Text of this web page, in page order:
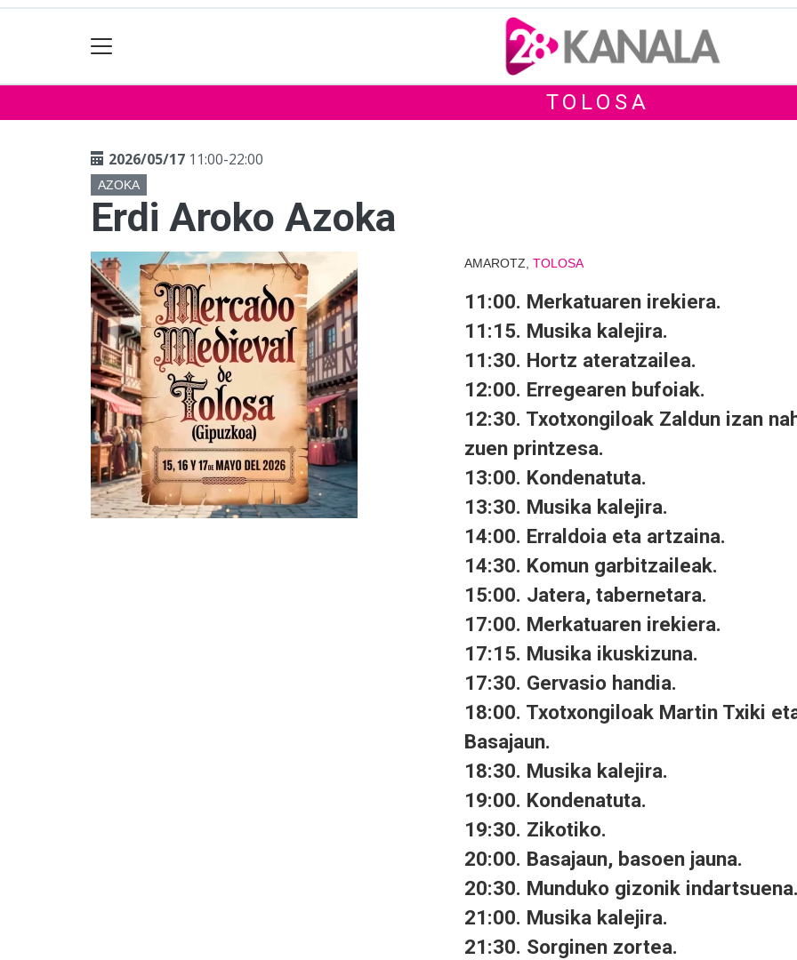
TOLOSA
2026/05/17 11:00-22:00
AZOKA
Erdi Aroko Azoka
AMAROTZ, TOLOSA
11:00. Merkatuaren irekiera.
11:15. Musika kalejira.
11:30. Hortz ateratzailea.
12:00. Erregearen bufoiak.
12:30. Txotxongiloak Zaldun izan
zuen printzesa.
13:00. Kondenatuta.
13:30. Musika kalejira.
14:00. Erraldoia eta artzaina.
14:30. Komun garbitzaileak.
15:00. Jatera, tabernetara.
17:00. Merkatuaren irekiera.
17:15. Musika ikuskizuna.
17:30. Gervasio handia.
18:00. Txotxongiloak Martin Txiki
Basajaun.
18:30. Musika kalejira.
19:00. Kondenatuta.
19:30. Zikotiko.
20:00. Basajaun, basoen jauna.
20:30. Munduko gizonik
21:00. Musika kalejira.
21:30. Sorginen zortea.